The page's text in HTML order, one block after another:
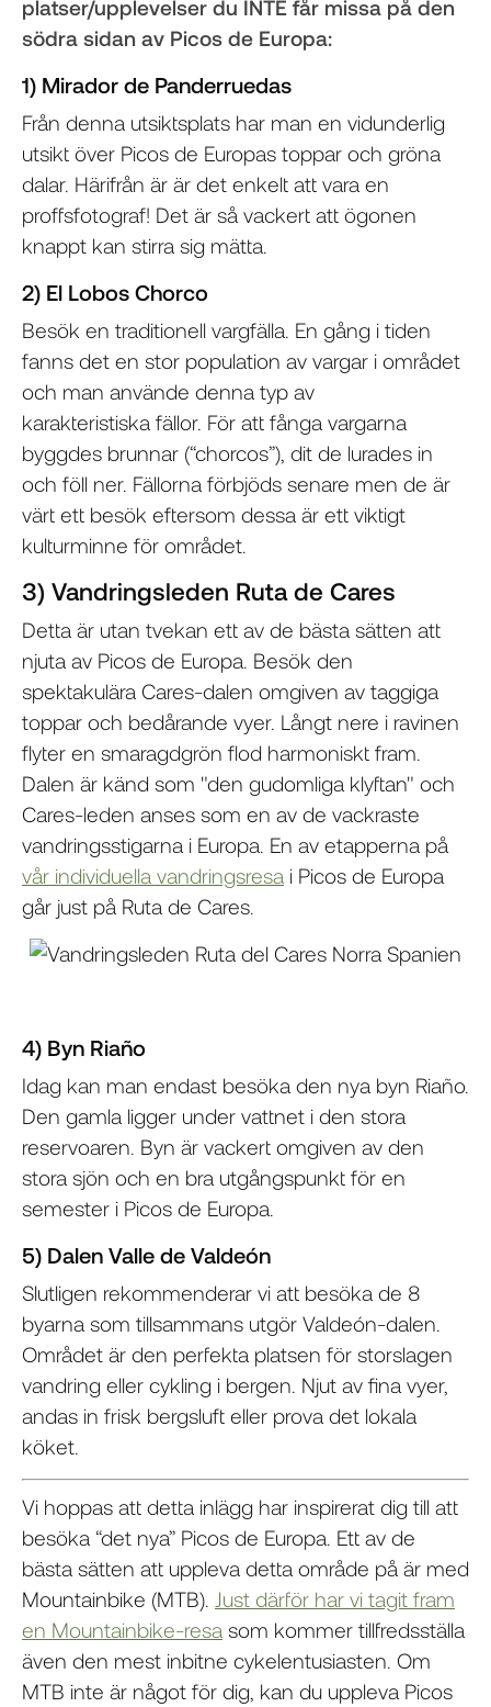
platser/upplevelser du INTE får missa på den
södra sidan av Picos de Europa:
1) Mirador de Panderruedas
Från denna utsiktsplats har man en vidunderlig
utsikt över Picos de Europas toppar och gröna
dalar. Härifrån är är det enkelt att vara en
proffsfotograf! Det är så vackert att ögonen
knappt kan stirra sig mätta.
2) El Lobos Chorco
Besök en traditionell vargfälla. En gång i tiden
fanns det en stor population av vargar i området
och man använde denna typ av
karakteristiska fällor. För att fånga vargarna
byggdes brunnar (“chorcos”), dit de lurades in
och föll ner. Fällorna förbjöds senare men de är
värt ett besök eftersom dessa är ett viktigt
kulturminne för området.
3) Vandringsleden Ruta de Cares
Detta är utan tvekan ett av de bästa sätten att
njuta av Picos de Europa. Besök den
spektakulära Cares-dalen omgiven av taggiga
toppar och bedårande vyer. Långt nere i ravinen
flyter en smaragdgrön flod harmoniskt fram.
Dalen är känd som "den gudomliga klyftan" och
Cares-leden anses som en av de vackraste
vandringsstigarna i Europa. En av etapperna på
vår individuella vandringsresa i Picos de Europa
går just på Ruta de Cares.
4) Byn Riaño
Idag kan man endast besöka den nya byn Riaño.
Den gamla ligger under vattnet i den stora
reservoaren. Byn är vackert omgiven av den
stora sjön och en bra utgångspunkt för en
semester i Picos de Europa.
5) Dalen Valle de Valdeón
Slutligen rekommenderar vi att besöka de 8
byarna som tillsammans utgör Valdeón-dalen.
Området är den perfekta platsen för storslagen
vandring eller cykling i bergen. Njut av fina vyer,
andas in frisk bergsluft eller prova det lokala
köket.
Vi hoppas att detta inlägg har inspirerat dig till att
besöka “det nya” Picos de Europa. Ett av de
bästa sätten att uppleva detta område på är med
Mountainbike (MTB). Just därför har vi tagit fram
en Mountainbike-resa som kommer tillfredsställa
även den mest inbitne cykelentusiasten. Om
MTB inte är något för dig, kan du uppleva Picos